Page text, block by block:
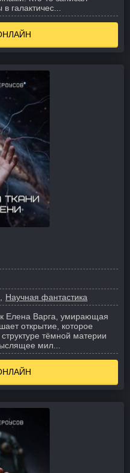
галактичес...
Научная фантастика
Елена Варга, умирающая
открытие, которое
тёмной материи
мил...